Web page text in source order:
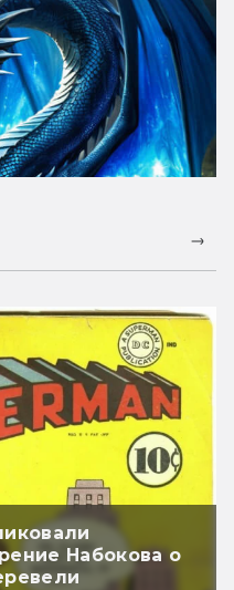
Набокова о